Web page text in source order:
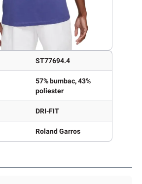
ST77694.4
57% bumbac, 43%
poliester
DRI-FIT
Roland Garros